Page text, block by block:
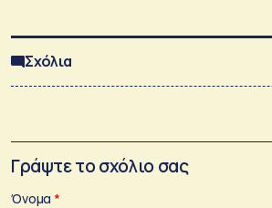
Σχόλια
Γράψτε το σχόλιο σας
Όνομα